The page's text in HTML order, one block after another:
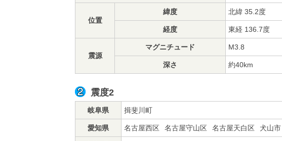
位置
緯度 北緯 35.2度
経度 東経 136.7度
震源
マグニチュード M3.8
深さ 約40km
震度2
岐阜県 揖斐川町
愛知県 名古屋西区 名古屋守山区 名古屋天白区 犬山市